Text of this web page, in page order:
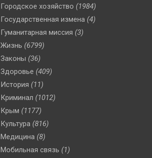
Городское хозяйство (1984)
Государственная измена (4)
Гуманитарная миссия (3)
Жизнь (6799)
Законы (36)
Здоровье (409)
История (11)
Криминал (1012)
Крым (1177)
Культура (816)
Медицина (8)
Мобильная связь (1)